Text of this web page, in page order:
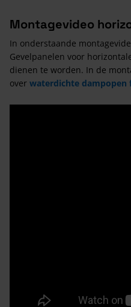
Montagevideo
In onderstaande
Gevelpanelen voor
dienen te worden. In de
over waterdichte dampopen